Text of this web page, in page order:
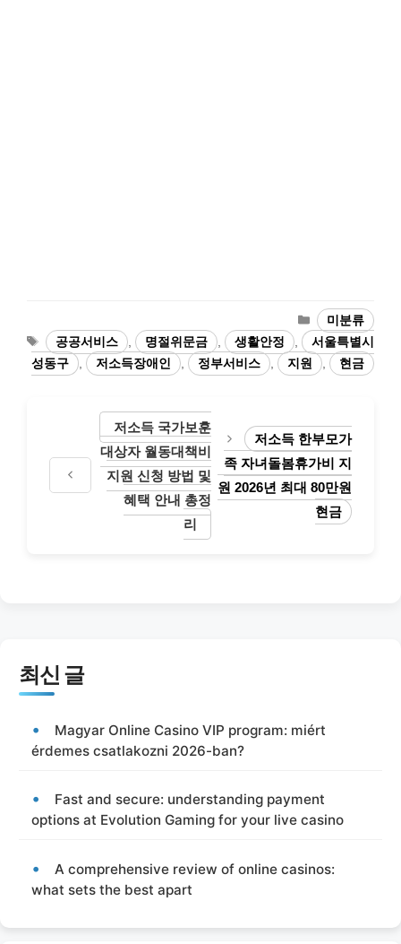
카
테
고
리
미분류
태
그
공공서비스 명절위문금 생활안정
서울특별시
성동구
저소득장애인 정부서비스 지원 현금
저소득 국가보훈
대상자 월동대책비
지원 신청 방법 및
혜택 안내 총정
리
저소득 한부모가
족 자녀돌봄휴가비 지
원 2026년 최대 80만원
현금
최신 글
Magyar Online Casino VIP program: miért
érdemes csatlakozni 2026-ban?
Fast and secure: understanding payment
options at Evolution Gaming for your live casino
A comprehensive review of online casinos:
what sets the best apart